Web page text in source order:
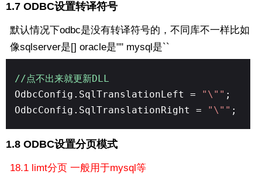
1.7 ODBC设置转译符号
默认情况下odbc是没有转译符号的，不同库不一样比如
像sqlserver是[] oracle是"" mysql是``
//点不出来就更新DLL
OdbcConfig.SqlTranslationLeft =
"\"" ;
OdbcConfig.SqlTranslationRight =
"\"" ;
1.8 ODBC设置分页模式
18.1 limt分页 一般用于mysql等